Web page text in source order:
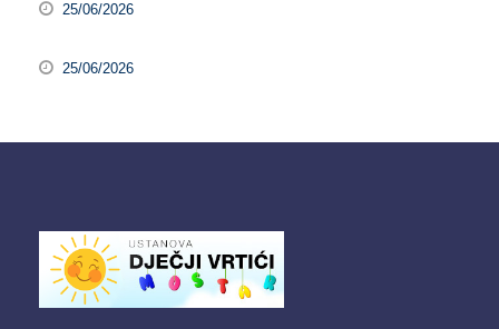
25/06/2026
25/06/2026